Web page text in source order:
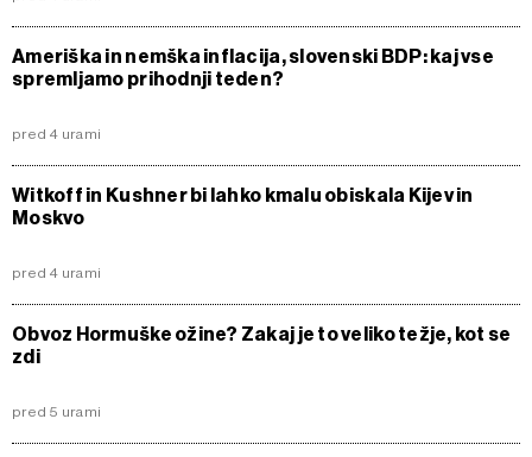
Ameriška in nemška inflacija, slovenski BDP: kaj vse
spremljamo prihodnji teden?
pred 4 urami
Witkoff in Kushner bi lahko kmalu obiskala Kijev in
Moskvo
pred 4 urami
Obvoz Hormuške ožine? Zakaj je to veliko težje, kot se
zdi
pred 5 urami